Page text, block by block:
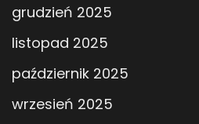
grudzień 2025
listopad 2025
październik 2025
wrzesień 2025